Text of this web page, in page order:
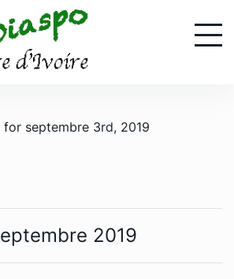
for septembre 3rd, 2019
2019